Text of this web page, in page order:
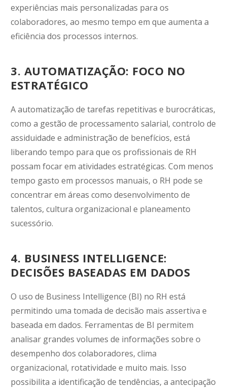
experiências mais personalizadas para os
colaboradores, ao mesmo tempo em que aumenta a
eficiência dos processos internos.
3. AUTOMATIZAÇÃO: FOCO NO
ESTRATÉGICO
A automatização de tarefas repetitivas e burocráticas,
como a gestão de processamento salarial, controlo de
assiduidade e administração de benefícios, está
liberando tempo para que os profissionais de RH
possam focar em atividades estratégicas. Com menos
tempo gasto em processos manuais, o RH pode se
concentrar em áreas como desenvolvimento de
talentos, cultura organizacional e planeamento
sucessório.
4. BUSINESS INTELLIGENCE:
DECISÕES BASEADAS EM DADOS
O uso de Business Intelligence (BI) no RH está
permitindo uma tomada de decisão mais assertiva e
baseada em dados. Ferramentas de BI permitem
analisar grandes volumes de informações sobre o
desempenho dos colaboradores, clima
organizacional, rotatividade e muito mais. Isso
possibilita a identificação de tendências, a antecipação